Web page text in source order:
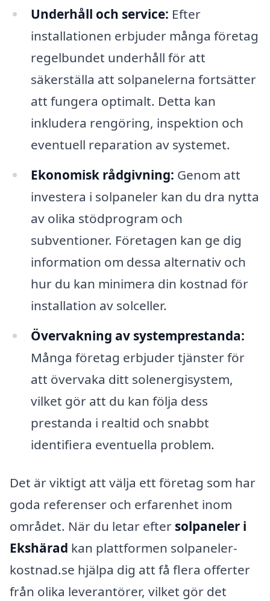
Underhåll och service: Efter
installationen erbjuder många företag
regelbundet underhåll för att
säkerställa att solpanelerna fortsätter
att fungera optimalt. Detta kan
inkludera rengöring, inspektion och
eventuell reparation av systemet.
Ekonomisk rådgivning: Genom att
investera i solpaneler kan du dra nytta
av olika stödprogram och
subventioner. Företagen kan ge dig
information om dessa alternativ och
hur du kan minimera din kostnad för
installation av solceller.
Övervakning av systemprestanda:
Många företag erbjuder tjänster för
att övervaka ditt solenergisystem,
vilket gör att du kan följa dess
prestanda i realtid och snabbt
identifiera eventuella problem.
Det är viktigt att välja ett företag som har
goda referenser och erfarenhet inom
området. När du letar efter solpaneler i
Ekshärad kan plattformen solpaneler-
kostnad.se hjälpa dig att få flera offerter
från olika leverantörer, vilket gör det